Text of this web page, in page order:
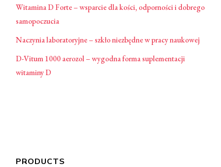
Witamina D Forte – wsparcie dla kości, odporności i dobrego
samopoczucia
Naczynia laboratoryjne – szkło niezbędne w pracy naukowej
D-Vitum 1000 aerozol – wygodna forma suplementacji
witaminy D
PRODUCTS